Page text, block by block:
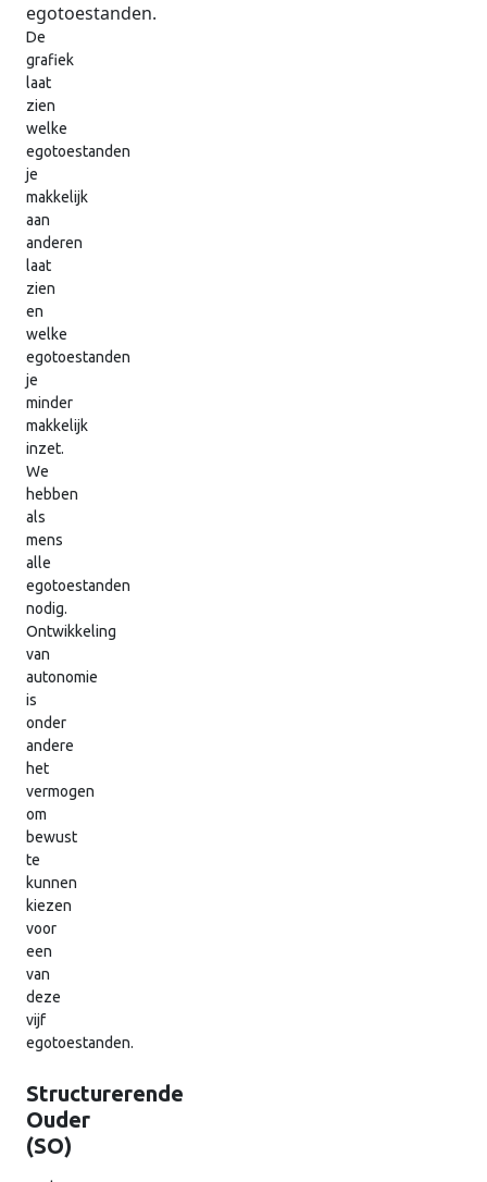
egotoestanden.
De
grafiek
laat
zien
welke
egotoestanden
je
makkelijk
aan
anderen
laat
zien
en
welke
egotoestanden
je
minder
makkelijk
inzet.
We
hebben
als
mens
alle
egotoestanden
nodig.
Ontwikkeling
van
autonomie
is
onder
andere
het
vermogen
om
bewust
te
kunnen
kiezen
voor
een
van
deze
vijf
egotoestanden.
Structurerende
Ouder
(SO)